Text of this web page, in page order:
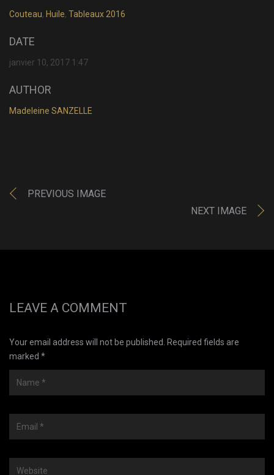
Couteau, Huile, Tableaux 2016
DATE
janvier 10, 2017 1:47
AUTHOR
Madeleine SANZELLE
PREVIOUS IMAGE
NEXT IMAGE
LEAVE A COMMENT
Your email address will not be published. Required fields are
marked *